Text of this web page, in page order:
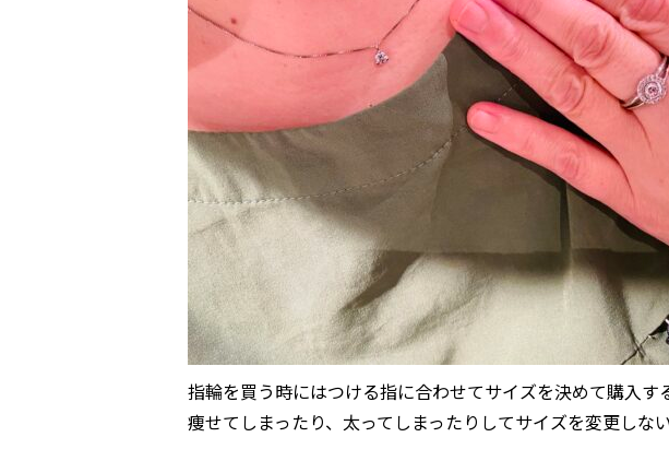
指輪を買う時にはつける指に合わせてサイズを決めて購入す
痩せてしまったり、太ってしまったりしてサイズを変更しな